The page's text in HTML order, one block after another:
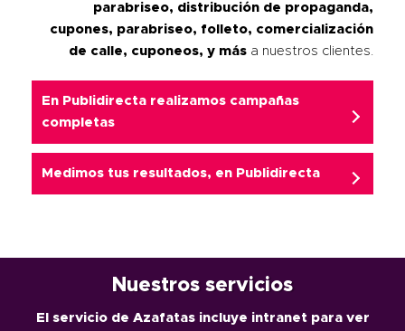
parabriseo, distribución de propaganda,
cupones, parabriseo, folleto, comercialización
de calle, cuponeos, y más a nuestros clientes.
En Publidirecta realizamos campañas
completas
Medimos tus resultados, en Publidirecta
Nuestros servicios
El servicio de Azafatas incluye intranet para ver